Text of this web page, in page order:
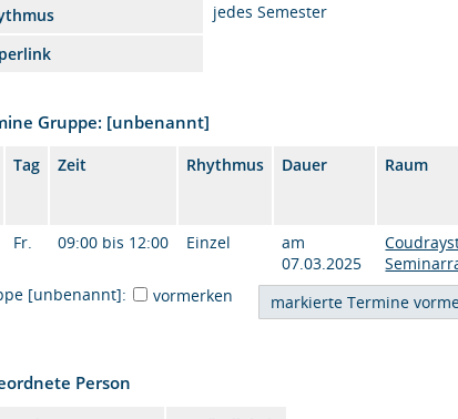
jedes Semester
Gruppe: [unbenannt]
Tag Zeit Rhythmus Dauer Raum
Fr.
09:00 bis 12:00 Einzel
am
07.03.2025
[unbenannt]:
vormerken
Person